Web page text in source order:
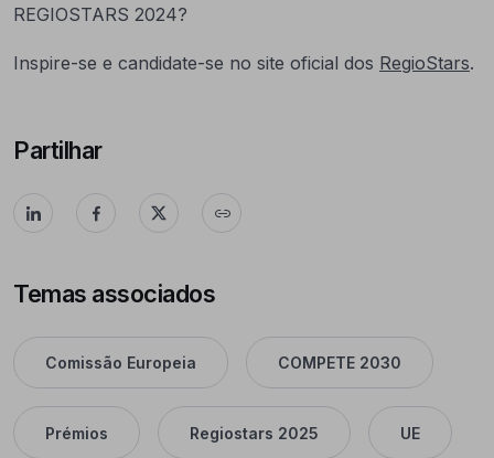
REGIOSTARS 2024?
Inspire-se e candidate-se no site oficial dos RegioStars.
Partilhar
Temas associados
Comissão Europeia COMPETE 2030
Prémios Regiostars 2025 UE